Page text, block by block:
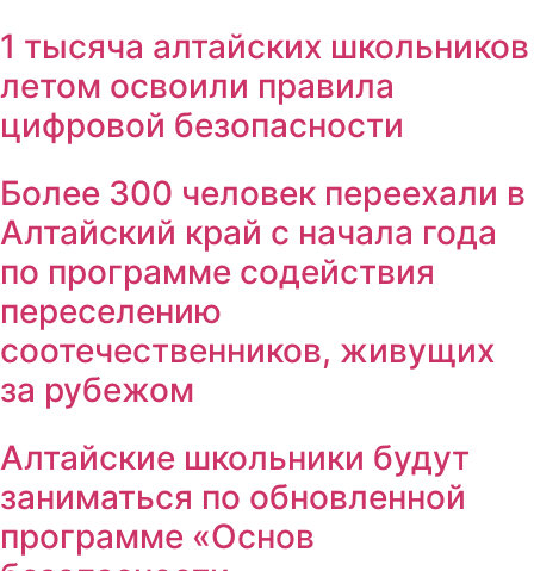
1 тысяча алтайских школьников
летом освоили правила
цифровой безопасности
Более 300 человек переехали в
Алтайский край с начала года
по программе содействия
переселению
соотечественников, живущих
за рубежом
Алтайские школьники будут
заниматься по обновленной
программе «Основ